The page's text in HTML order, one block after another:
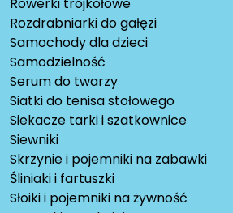
Rozdrabniarki do gałęzi
Samochody dla dzieci
Samodzielność
Serum do twarzy
Siatki do tenisa stołowego
Siekacze tarki i szatkownice
Siewniki
Skrzynie i pojemniki na zabawki
Śliniaki i fartuszki
Słoiki i pojemniki na żywność